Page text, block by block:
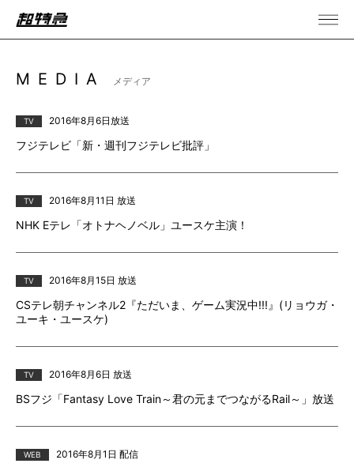
MEDIA メディア
TV 2016年8月6日放送
フジテレビ「新・週刊フジテレビ批評」
TV 2016年8月11日 放送
NHK Eテレ「オトナヘノベル」ユースケ主演！
TV 2016年8月15日 放送
CSテレ朝チャンネル2『ただいま、ゲーム実況中!!!』(リョウガ・
ユーキ・ユースケ)
TV 2016年8月6日 放送
BSフジ「Fantasy Love Train～君の元までつながるRail～」放送
WEB 2016年8月1日 配信